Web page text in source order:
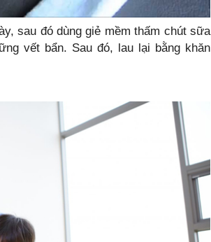
sau đó dùng giẻ mềm thấm chút sữa
vết bẩn. Sau đó, lau lại bằng khăn